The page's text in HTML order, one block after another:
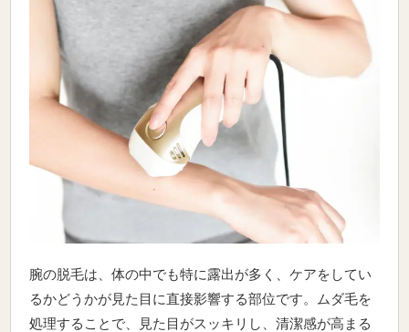
腕の脱毛は、体の中でも特に露出が多く、ケアをしてい
るかどうかが見た目に直接影響する部位です。ムダ毛を
処理することで、見た目がスッキリし、清潔感が高まる